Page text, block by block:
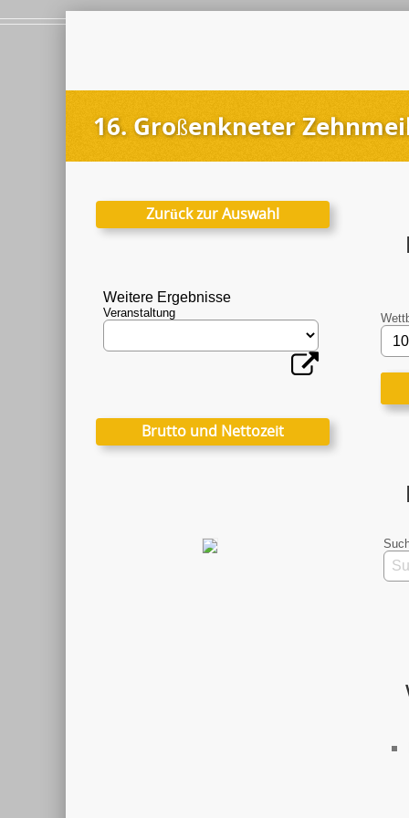
16. Großenkneter
Zurück zur Auswahl
Weitere Ergebnisse
Veranstaltung
Brutto und Nettozeit